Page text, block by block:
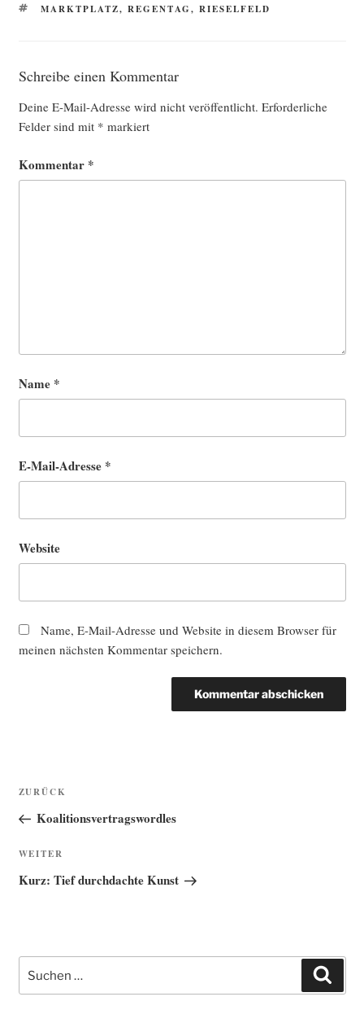
SCHLAGWÖRTER
MARKTPLATZ, REGENTAG, RIESELFELD
Schreibe einen Kommentar
Deine E-Mail-Adresse wird nicht veröffentlicht. Erforderliche
Felder sind mit * markiert
Kommentar *
Name *
E-Mail-Adresse *
Website
Name, E-Mail-Adresse und Website in diesem Browser für
meinen nächsten Kommentar speichern.
Beitragsnavigation
Vorheriger
Beitrag
ZURÜCK
Koalitionsvertragswordles
Nächster
Beitrag
WEITER
Kurz: Tief durchdachte Kunst
nach: